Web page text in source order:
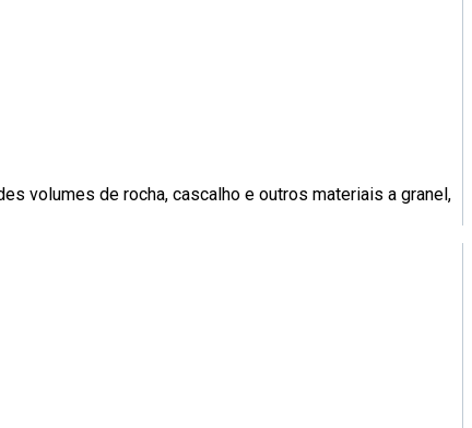
volumes de rocha, cascalho e outros materiais a granel,